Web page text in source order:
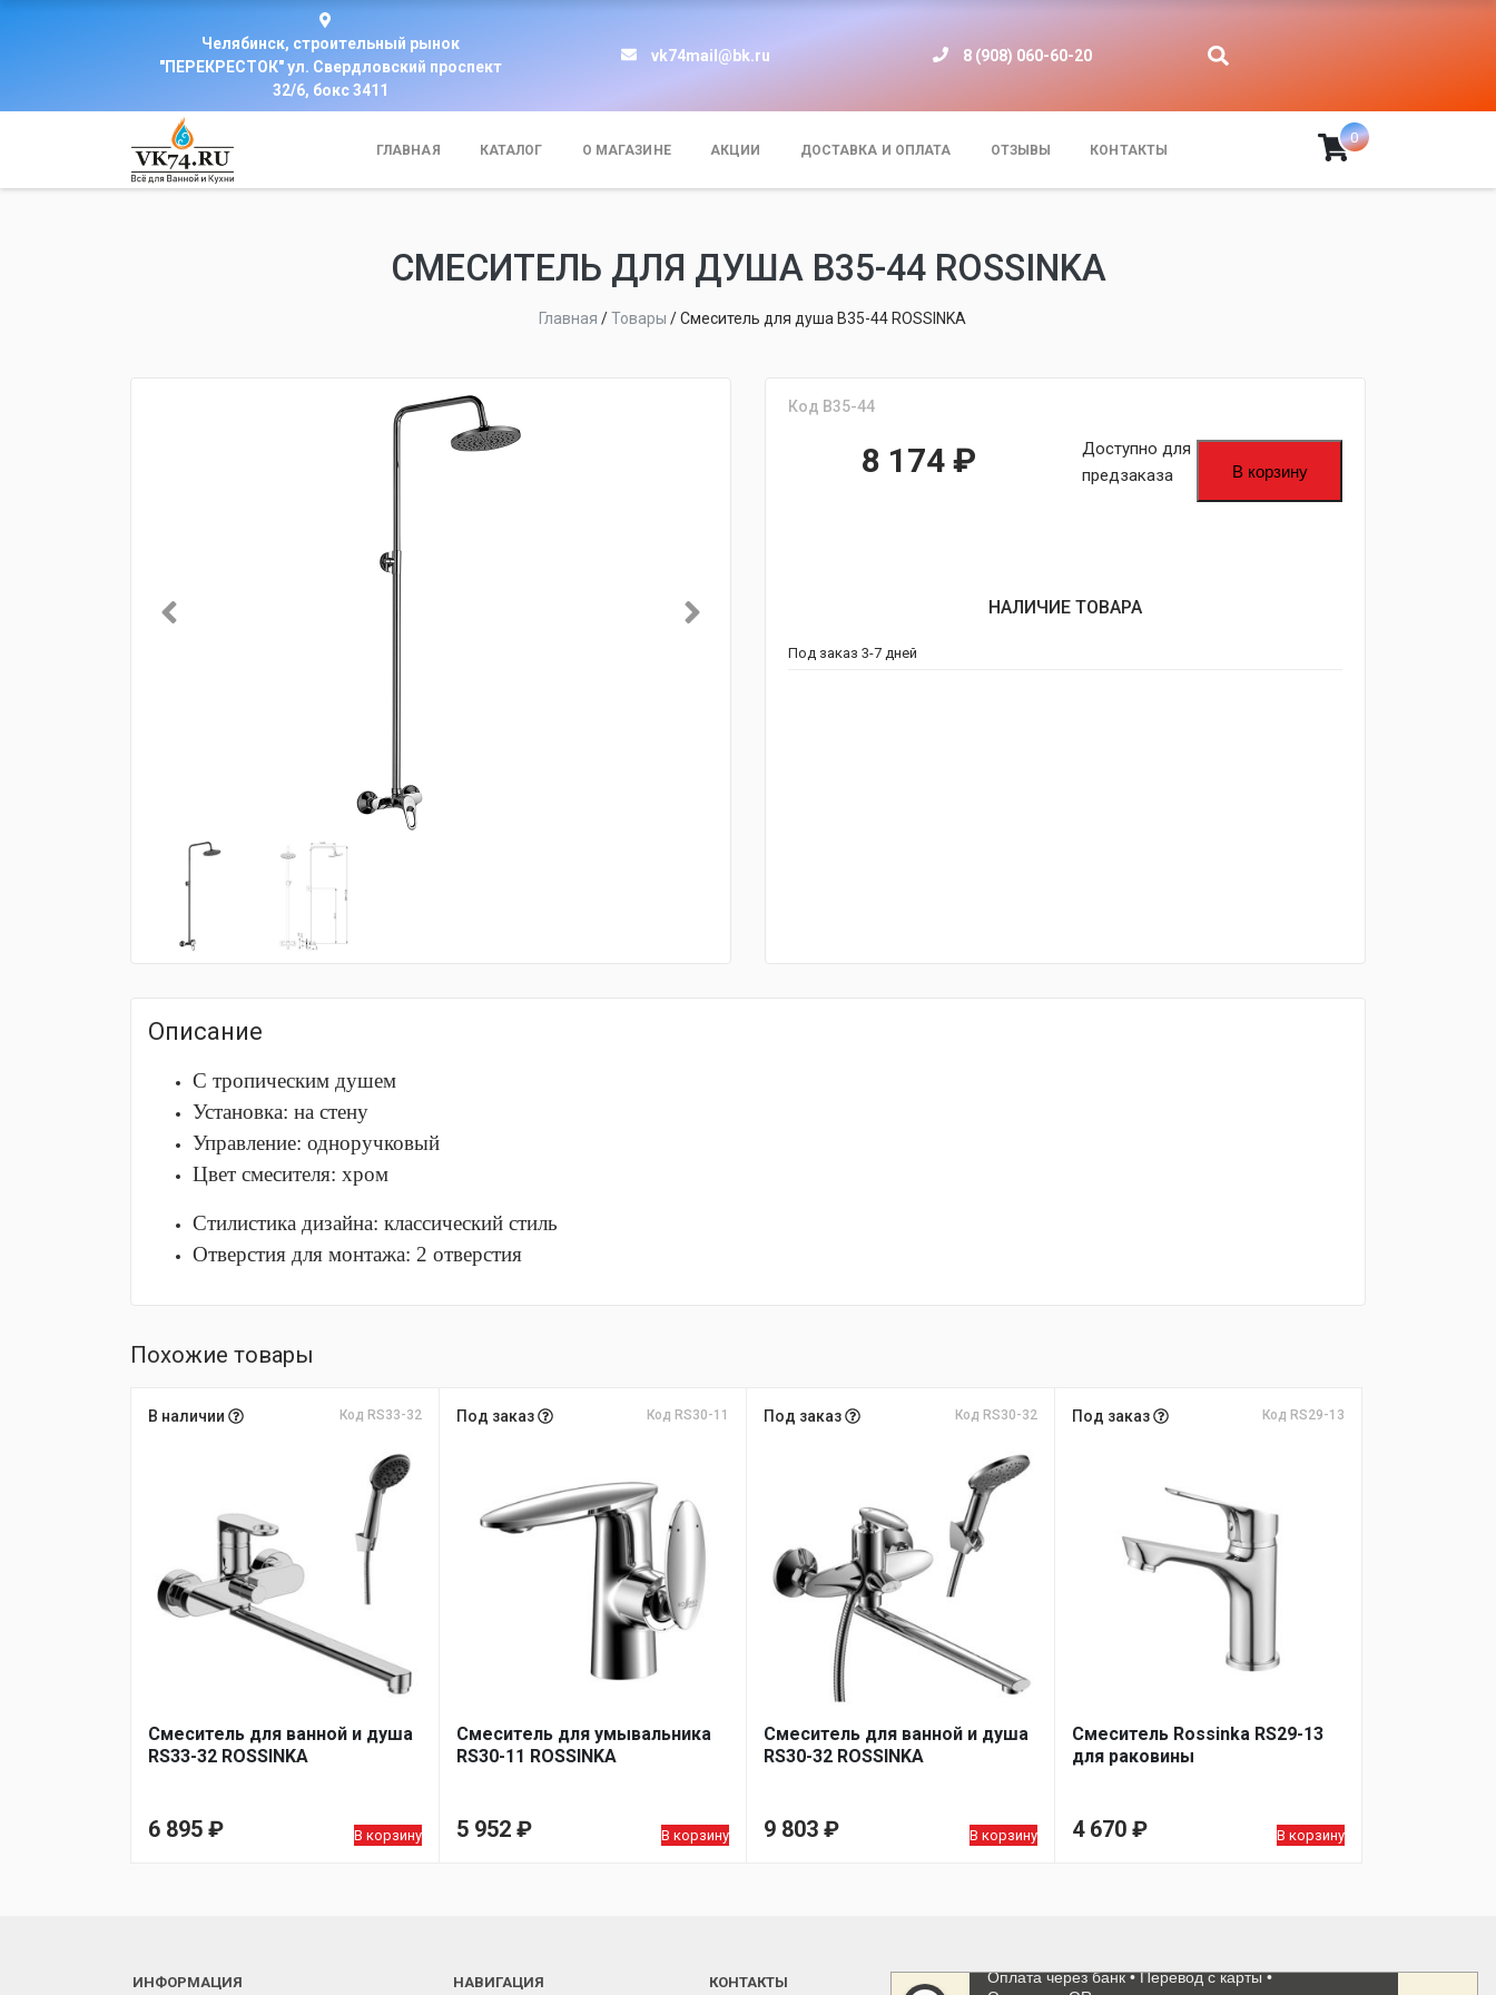
Челябинск, строительный рынок
"ПЕРЕКРЕСТОК" ул. Свердловский проспект
32/6, бокс 3411
vk74mail@bk.ru 8 (908) 060-60-20
ГЛАВНАЯ КАТАЛОГ О МАГАЗИНЕ АКЦИИ ДОСТАВКА И ОПЛАТА ОТЗЫВЫ КОНТАКТЫ
0
СМЕСИТЕЛЬ ДЛЯ ДУША B35-44 ROSSINKA
Главная /Товары /Смеситель для душа B35-44 ROSSINKA
Код B35-44
8 174 ₽
Доступно для
предзаказа
В корзину
НАЛИЧИЕ ТОВАРА
Под заказ 3-7 дней
Описание
С тропическим душем
Установка: на стену
Управление: одноручковый
Цвет смесителя: хром
Стилистика дизайна: классический стиль
Отверстия для монтажа: 2 отверстия
Похожие товары
В наличии Код RS33-32
Смеситель для ванной и душа
RS33-32 ROSSINKA
6 895 ₽ В корзину
Под заказ Код RS30-11
Смеситель для умывальника
RS30-11 ROSSINKA
5 952 ₽ В корзину
Под заказ Код RS30-32
Смеситель для ванной и душа
RS30-32 ROSSINKA
9 803 ₽ В корзину
Под заказ Код RS29-13
Смеситель Rossinka RS29-13
для раковины
4 670 ₽ В корзину
ИНФОРМАЦИЯ НАВИГАЦИЯ КОНТАКТЫ